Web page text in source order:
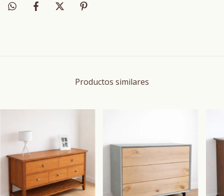
Productos similares